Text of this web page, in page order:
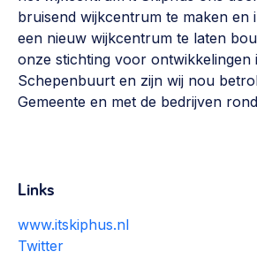
Werken aan de wijk, ABCD, WijkWijzer
Weerbare gemeenschappen
Voorbereiden op crisis,
ontmoetingsplekken >
Meebeslissen
Uitdaagrecht, gemeenschapsfondsen,
bruisend wijkcentrum te maken en
een nieuw wijkcentrum te laten
onze stichting voor ontwikkelingen
Schepenbuurt en zijn wij nou
Gemeente en met de bedrijven
Links
www.itskiphus.nl
Twitter